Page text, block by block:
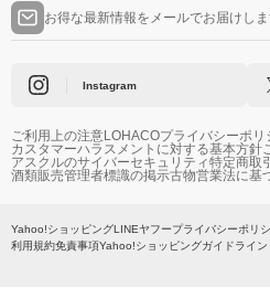
お得な最新情報をメールでお届けし
Instagram
ご利用上の注意LOHACOプライバシーポリ
カスタマーハラスメントに対する基本方針
アスクルのサイバーセキュリティ特定商取
酒類販売管理者標識の掲示古物営業法に基
Yahoo!ショッピングLINEヤフープライバシーポリ
利用規約免責事項Yahoo!ショッピングガイドライン